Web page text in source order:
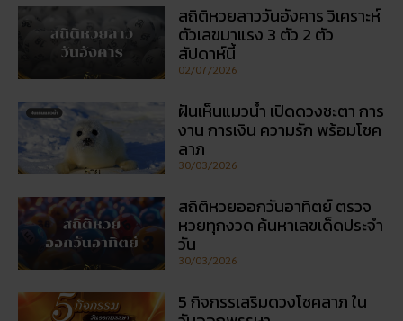
สถิติหวยลาววันอังคาร วิเคราะห์
ตัวเลขมาแรง 3 ตัว 2 ตัว
สัปดาห์นี้
02/07/2026
ฝันเห็นแมวน้ำ เปิดดวงชะตา การ
งาน การเงิน ความรัก พร้อมโชค
ลาภ
30/03/2026
สถิติหวยออกวันอาทิตย์ ตรวจ
หวยทุกงวด ค้นหาเลขเด็ดประจำ
วัน
30/03/2026
5 กิจกรรเสริมดวงโชคลาภ ใน